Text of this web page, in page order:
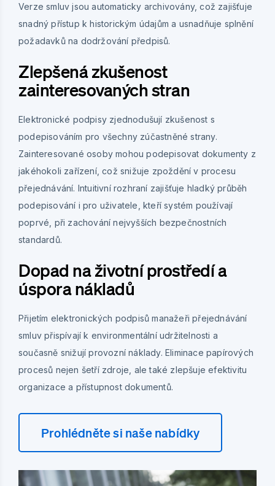
Verze smluv jsou automaticky archivovány, což zajišťuje
snadný přístup k historickým údajům a usnadňuje splnění
požadavků na dodržování předpisů.
Zlepšená zkušenost
zainteresovaných stran
Elektronické podpisy zjednodušují zkušenost s
podepisováním pro všechny zúčastněné strany.
Zainteresované osoby mohou podepisovat dokumenty z
jakéhokoli zařízení, což snižuje zpoždění v procesu
přejednávání. Intuitivní rozhraní zajišťuje hladký průběh
podepisování i pro uživatele, kteří systém používají
poprvé, při zachování nejvyšších bezpečnostních
standardů.
Dopad na životní prostředí a
úspora nákladů
Přijetím elektronických podpisů manažeři přejednávání
smluv přispívají k environmentální udržitelnosti a
současně snižují provozní náklady. Eliminace papírových
procesů nejen šetří zdroje, ale také zlepšuje efektivitu
organizace a přístupnost dokumentů.
Prohlédněte si naše nabídky